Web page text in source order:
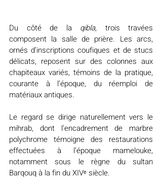
Du côté de la qibla, trois travées
composent la salle de prière. Les arcs,
ornés d’inscriptions coufiques et de stucs
délicats, reposent sur des colonnes aux
chapiteaux variés, témoins de la pratique,
courante à l’époque, du réemploi de
matériaux antiques.
Le regard se dirige naturellement vers le
mihrab, dont l’encadrement de marbre
polychrome témoigne des restaurations
effectuées à l’époque mamelouke,
notamment sous le règne du sultan
Barqouq à la fin du XIVᵉ siècle.